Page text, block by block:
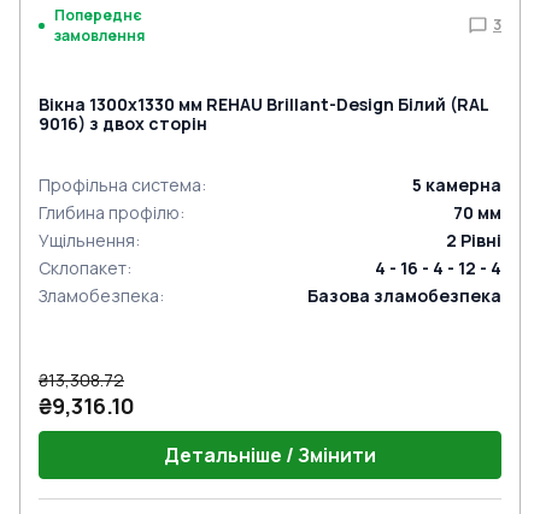
Попереднє
замовлення
3
Вікна 1300x1330 мм REHAU Brillant-Design Білий (RAL
9016) з двох сторін
Профільна система: 5 камерна
Глибина профілю: 70 мм
Ущільнення: 2 Рівні
Склопакет:
4 - 16 - 4 - 12 - 4
Зламобезпека: Базова зламобезпека
₴13,308.72
₴9,316.10
Детальніше / Змінити